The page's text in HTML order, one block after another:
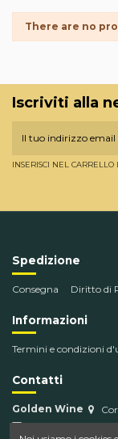
There are no
Iscriviti alla
INSERISCI NEL
Spedizione
Consegna Diritto di
Informazioni
Termini e condizioni
Contatti
Golden Wine